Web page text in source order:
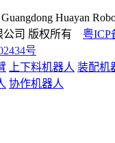
Huayan
公司 版权所有 粤ICP
号
上下料机器人 装配机
协作机器人